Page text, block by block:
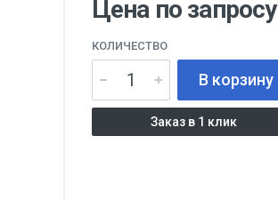
Цена по запросу
КОЛИЧЕСТВО
В корзину
Заказ в 1 клик